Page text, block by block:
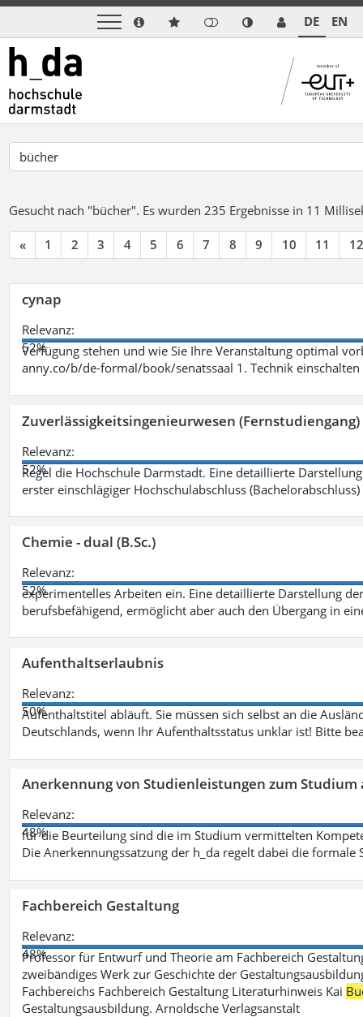
DE EN
Gesucht nach "bücher". Es wurden 235 Ergebnisse in 11
« 1 2 3 4 5 6 7 8 9 10 11 12
cynap
Relevanz:
52%
Verfügung stehen und wie Sie Ihre Veranstaltung optimal
anny.co/b/de-formal/book/senatssaal 1. Technik
Zuverlässigkeitsingenieurwesen (Fernstudiengang)
Relevanz:
52%
Regel die Hochschule Darmstadt. Eine detaillierte
erster einschlägiger Hochschulabschluss
Chemie - dual (B.Sc.)
Relevanz:
52%
experimentelles Arbeiten ein. Eine detaillierte Darstellung
berufsbefähigend, ermöglicht aber auch den Übergang in
Aufenthaltserlaubnis
Relevanz:
50%
Aufenthaltstitel abläuft. Sie müssen sich selbst an die
Deutschlands, wenn Ihr Aufenthaltsstatus unklar ist! Bitte
Anerkennung von Studienleistungen zum Studium
Relevanz:
48%
für die Beurteilung sind die im Studium vermittelten
Die Anerkennungssatzung der h_da regelt dabei die formale
Fachbereich Gestaltung
Relevanz:
48%
Professor für Entwurf und Theorie am Fachbereich
zweibändiges Werk zur Geschichte der
Fachbereichs Fachbereich Gestaltung Literaturhinweis Kai
Gestaltungsausbildung. Arnoldsche Verlagsanstalt